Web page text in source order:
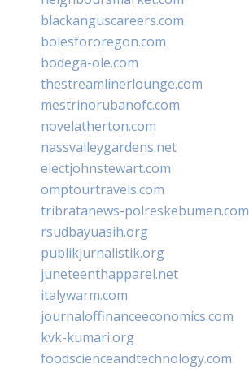
blackanguscareers.com
bolesfororegon.com
bodega-ole.com
thestreamlinerlounge.com
mestrinorubanofc.com
novelatherton.com
nassvalleygardens.net
electjohnstewart.com
omptourtravels.com
tribratanews-polreskebumen.com
rsudbayuasih.org
publikjurnalistik.org
juneteenthapparel.net
italywarm.com
journaloffinanceeconomics.com
kvk-kumari.org
foodscienceandtechnology.com